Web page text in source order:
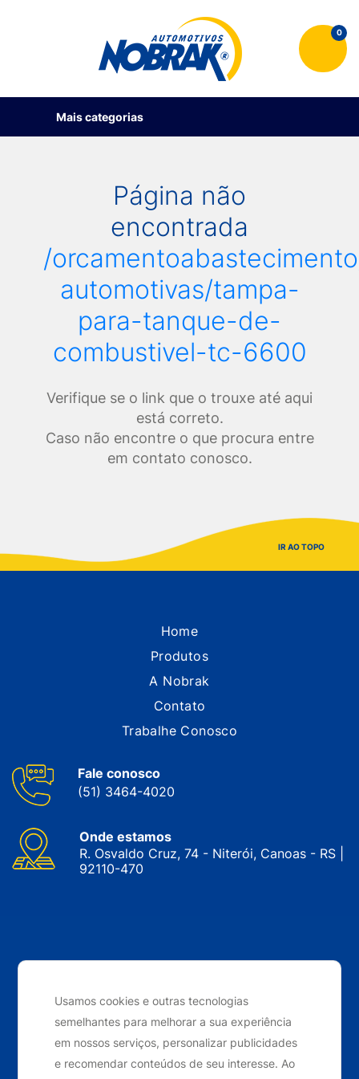
Usamos cookies e outras tecnologias
semelhantes para melhorar a sua experiência
em nossos serviços, personalizar publicidades
e recomendar conteúdos de seu interesse. Ao
0
Mais categorias
Página não
encontrada
/
automotivas/tampa-
para-tanque-de-
combustivel-tc-6600
Verifique se o link que o trouxe até aqui
está correto.
Caso não encontre o que procura entre
em contato conosco.
IR AO TOPO
Home
Produtos
A Nobrak
Contato
Trabalhe Conosco
Fale conosco
(51) 3464-4020
Onde estamos
R. Osvaldo Cruz, 74 - Niterói, Canoas - RS |
92110-470
reservados. 2024
Desenvolvido por Elo Ideias